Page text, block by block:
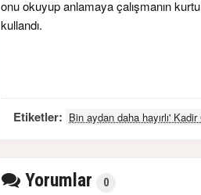
onu okuyup anlamaya çalışmanın
kullandı.
Etiketler: Bin aydan daha hayırlı'
Yorumlar 0